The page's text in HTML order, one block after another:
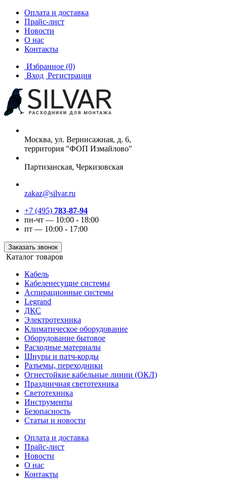
Оплата и доставка
Прайс-лист
Новости
О нас
Контакты
Избранное (0)
Вход Регистрация
Москва, ул. Вернисажная, д. 6,
территория "ФОП Измайлово"
Партизанская, Черкизовская
zakaz@silvar.ru
+7 (495) 783-87-94
пн-чт — 10:00 - 18:00
пт — 10:00 - 17:00
Заказать звонок
Каталог товаров
Кабель
Кабеленесущие системы
Аспирационные системы
Legrand
ДКС
Электротехника
Климатическое оборудование
Оборудование бытовое
Расходные материалы
Шнуры и патч-корды
Разъемы, переходники
Огнестойкие кабельные линии (ОКЛ)
Праздничная светотехника
Светотехника
Инструменты
Безопасность
Статьи и новости
Оплата и доставка
Прайс-лист
Новости
О нас
Контакты